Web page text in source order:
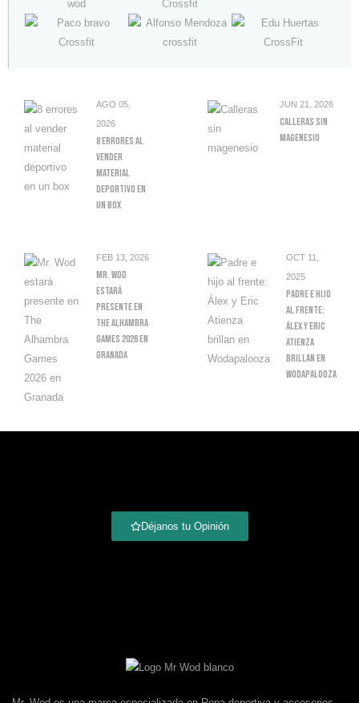
AGO 05,
2026
8 Errores Al
Vender
Material
Deportivo En
Un Box
JUN 21, 2026
Calleras Sin
Magenesio
FEB 13, 2026
Mr. Wod
Estará
Presente En
The Alhambra
Games 2026 En
Granada
OCT 11,
2025
Padre E Hijo
Al Frente:
Álex Y Eric
Atienza
Brillan En
Wodapalooza
Déjanos tu Opinión